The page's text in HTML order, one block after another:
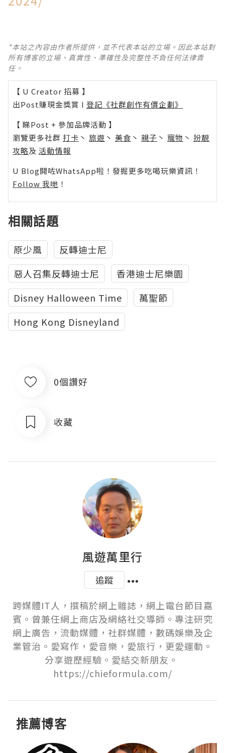
*本站之內容由作者所提供，並不代表本站的立場。因此本站對
所有博客的立場、真實性、準確性及完整性不負任何法律責
任。
【 U Creator 招募 】
出Post賺現金獎賞 l 登記《社群創作有價企劃》
【 睇Post + 參加品牌活動 】
瀏覽更多社群 打卡 丶 旅遊 丶 美食 丶 親子 丶 寵物 丶 扮靚
攻略及 活動情報
U Blog開咗WhatsApp啦！發掘更多吃喝玩樂資訊！
Follow 我哋 ！
相關話題
原少風
反轉迪士尼
惡人召集反轉迪士尼
香港迪士尼樂園
Disney Halloween Time
萬聖節
Hong Kong Disneyland
0個讚好
收藏
風遊萬里行
追蹤
跨媒體IT人，撰稿於網上雜誌，網上電台節目嘉
賓。曾兼任網上商店及網絡社交導師。專注研究
網上廣告，流動媒體，社群媒體，數碼娛樂及企
業管治。愛寫作，愛音樂，愛旅行，更愛運動。
分享遊歷經驗。愛結交新朋友。
https://chieformula.com/
推薦博客